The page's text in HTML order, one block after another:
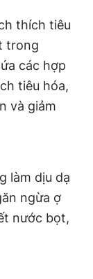
Cấm sao
bằng văn
thích tiêu
trong
các hợp
tiêu hóa,
và giảm
làm dịu dạ
ngừa ợ
nước bọt,